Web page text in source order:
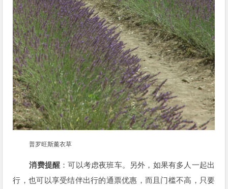
普罗旺斯薰衣草
消费提醒 ：可以考虑夜班车。另外，如果有多人一起出
行，也可以享受结伴出行的通票优惠，而且门槛不高，只要